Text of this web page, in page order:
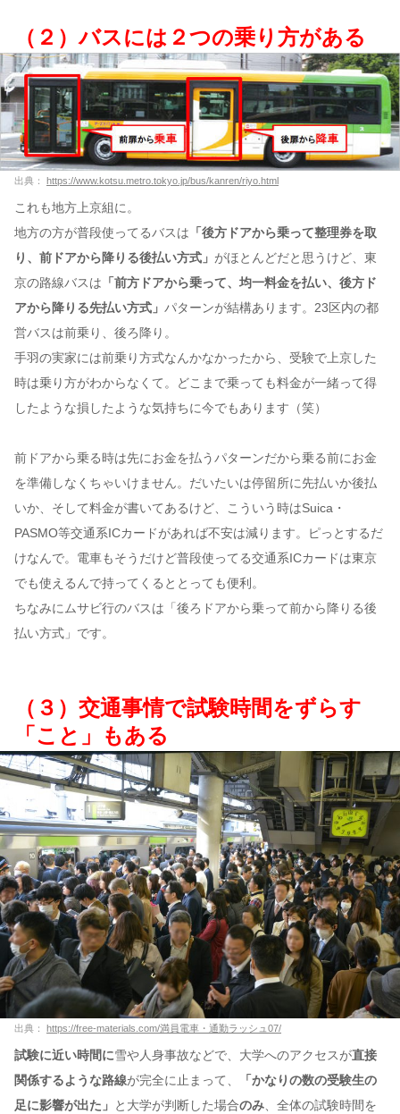
（２）バスには２つの乗り方がある
出典： https://www.kotsu.metro.tokyo.jp/bus/kanren/riyo.html
これも地方上京組に。
地方の方が普段使ってるバスは 「後方ドアから乗って整理券を取
り、前ドアから降りる後払い方式」 がほとんどだと思うけど、東
京の路線バスは 「前方ドアから乗って、均一料金を払い、後方ド
アから降りる先払い方式」 パターンが結構あります。23区内の都
営バスは前乗り、後ろ降り。
手羽の実家には前乗り方式なんかなかったから、受験で上京した
時は乗り方がわからなくて。どこまで乗っても料金が一緒って得
したような損したような気持ちに今でもあります（笑）
前ドアから乗る時は先にお金を払うパターンだから乗る前にお金
を準備しなくちゃいけません。だいたいは停留所に先払いか後払
いか、そして料金が書いてあるけど、こういう時はSuica・
PASMO等交通系ICカードがあれば不安は減ります。ピっとするだ
けなんで。電車もそうだけど普段使ってる交通系ICカードは東京
でも使えるんで持ってくるととっても便利。
ちなみにムサビ行のバスは「後ろドアから乗って前から降りる後
払い方式」です。
（３）交通事情で試験時間をずらす
「こと」もある
出典： https://free-materials.com/満員電車・通勤ラッシュ07/
試験に近い時間に雪や人身事故などで、大学へのアクセスが直接
関係するような路線が完全に止まって、
「かなりの数の受験生の
足に影響が出た」 と大学が判断した場合のみ 、全体の試験時間を